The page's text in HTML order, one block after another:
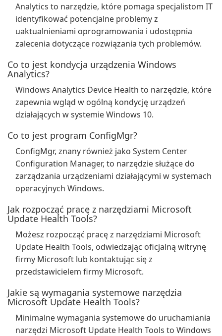
Analytics to narzędzie, które pomaga specjalistom IT
identyfikować potencjalne problemy z
uaktualnieniami oprogramowania i udostępnia
zalecenia dotyczące rozwiązania tych problemów.
Co to jest kondycja urządzenia Windows
Analytics?
Windows Analytics Device Health to narzędzie, które
zapewnia wgląd w ogólną kondycję urządzeń
działających w systemie Windows 10.
Co to jest program ConfigMgr?
ConfigMgr, znany również jako System Center
Configuration Manager, to narzędzie służące do
zarządzania urządzeniami działającymi w systemach
operacyjnych Windows.
Jak rozpocząć pracę z narzędziami Microsoft
Update Health Tools?
Możesz rozpocząć pracę z narzędziami Microsoft
Update Health Tools, odwiedzając oficjalną witrynę
firmy Microsoft lub kontaktując się z
przedstawicielem firmy Microsoft.
Jakie są wymagania systemowe narzędzia
Microsoft Update Health Tools?
Minimalne wymagania systemowe do uruchamiania
narzędzi Microsoft Update Health Tools to Windows